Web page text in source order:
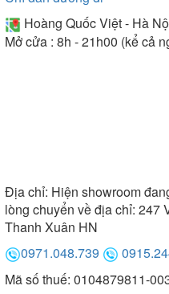
Hoàng Quốc Việt - Hà
Mở cửa : 8h - 21h00 (kể cả
Địa chỉ: Hiện showroom
lòng chuyển về địa chỉ: 247
Thanh Xuân HN
0971.048.739
Mã số thuế: 0104879811-